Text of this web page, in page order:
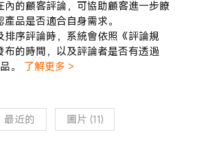
內的顧客評論，可協助顧客進一步瞭
品是否適合自身需求。
排序評論時，系統會依照《評論規
布的時間，以及評論者是否有透過
。
了解更多 >
最近的 圖片 (11)